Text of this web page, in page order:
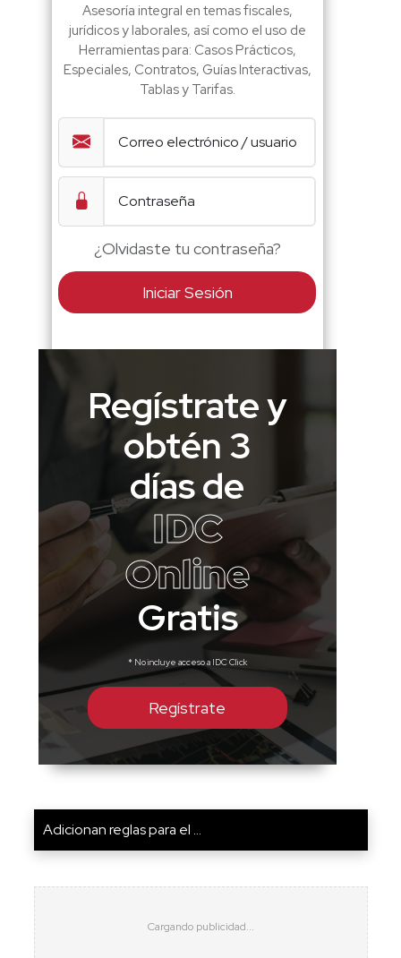
Asesoría integral en temas fiscales,
jurídicos y laborales, así como el uso de
Herramientas para: Casos Prácticos,
Especiales, Contratos, Guías Interactivas,
Tablas y Tarifas.
¿Olvidaste tu contraseña?
Iniciar Sesión
Regístrate y
obtén 3
días de
IDC
Online
Gratis
* No incluye acceso a IDC Click
Regístrate
Adicionan reglas para el ...